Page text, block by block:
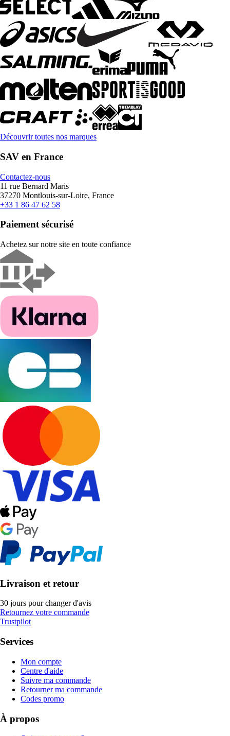
Découvrir toutes nos marques
SAV en France
Contactez-nous
11 rue Bernard Maris
37270 Montlouis-sur-Loire, France
+33 1 86 47 62 58
Paiement sécurisé
Achetez sur notre site en toute confiance
Livraison et retour
30 jours pour changer d'avis
Retournez votre commande
Trustpilot
Services
Mon compte
Centre d'aide
Suivre ma commande
Retourner ma commande
Codes promo
À propos